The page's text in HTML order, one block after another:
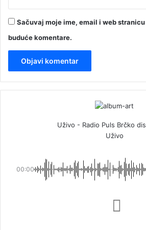
Sačuvaj moje ime, email i web
buduće komentare.
Uživo - Radio Puls Brčko
Uživo
00:00